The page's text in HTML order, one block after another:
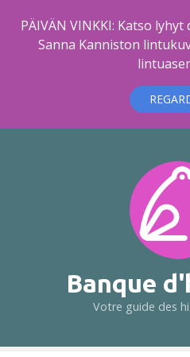
PÄIVÄN VINKKI: Katso
Sanna Kanniston
e
Banque
Votre guide des